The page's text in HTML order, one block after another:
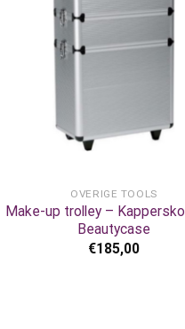
OVERIGE TOOLS
Make-up trolley –
Beautycase
€185,00